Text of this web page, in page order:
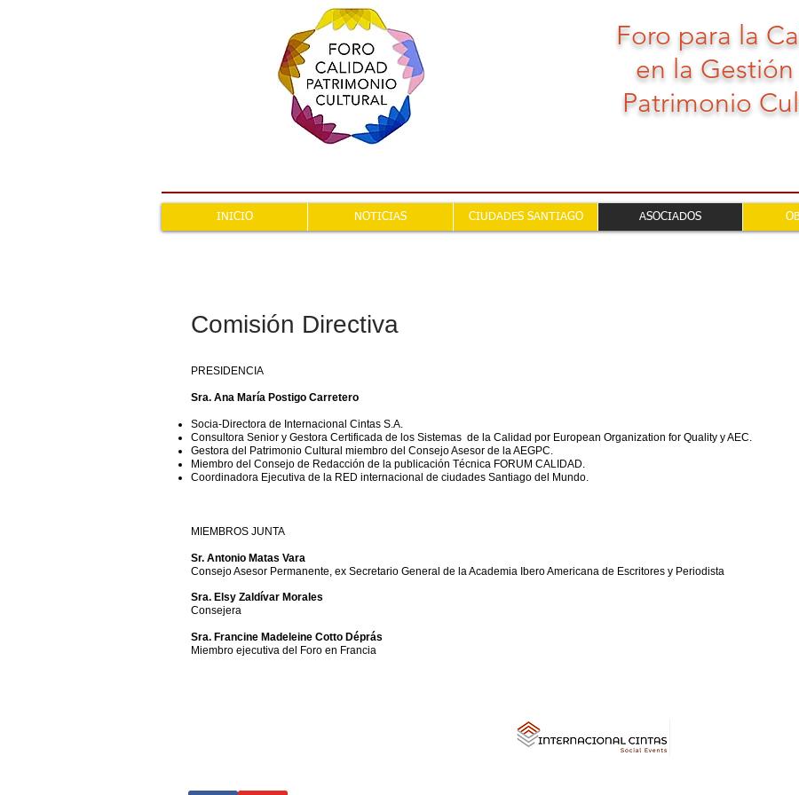
Foro para la
en la Gestión
Patrimonio
INICIO NOTICIAS CIUDADES SANTIAGO ASOCIADOS
Comisión Directiva
PRESIDENCIA
Sra. Ana María Postigo Carretero
Socia-Directora de Internacional Cintas S.A.
Consultora Senior y Gestora Certificada de los Sistemas de la Calidad por European Organization for Quality y AEC.
Gestora del Patrimonio Cultural miembro del Consejo Asesor de la AEGPC.
Miembro del Consejo de Redacción de la publicación Técnica FORUM CALIDAD.
Coordinadora Ejecutiva de la RED internacional de ciudades Santiago del Mundo.
MIEMBROS JUNTA
Sr. Antonio Matas Vara
Consejo Asesor Permanente, ex Secretario General de la Academia Ibero Americana de Escritores y Periodista
Sra. Elsy Zaldívar Morales
Consejera
Sra. Francine Madeleine Cotto Déprás
Miembro ejecutiva del Foro en Francia